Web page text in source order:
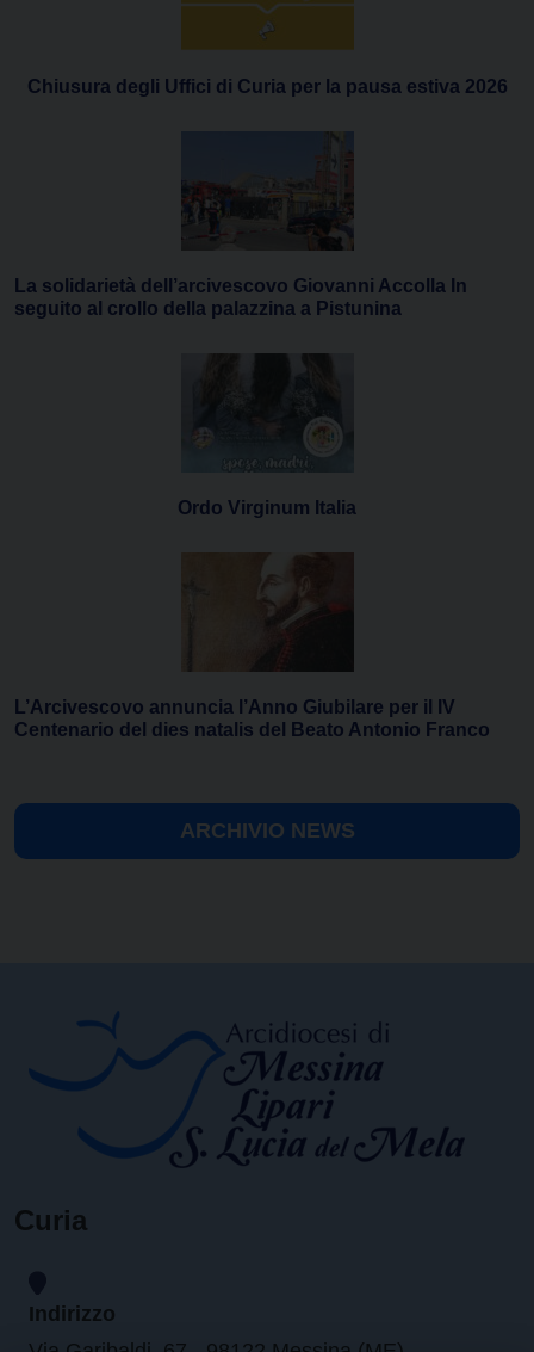
Chiusura degli Uffici di Curia per la pausa estiva 2026
La solidarietà dell’arcivescovo Giovanni Accolla In
seguito al crollo della palazzina a Pistunina
Ordo Virginum Italia
L’Arcivescovo annuncia l’Anno Giubilare per il IV
Centenario del dies natalis del Beato Antonio Franco
ARCHIVIO NEWS
Curia
Indirizzo